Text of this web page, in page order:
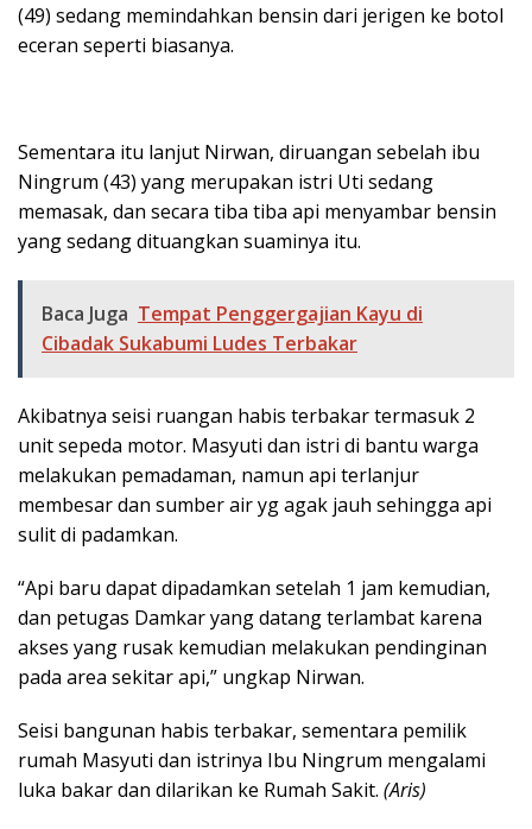
(49) sedang memindahkan bensin dari jerigen ke botol
eceran seperti biasanya.
Sementara itu lanjut Nirwan, diruangan sebelah ibu
Ningrum (43) yang merupakan istri Uti sedang
memasak, dan secara tiba tiba api menyambar bensin
yang sedang dituangkan suaminya itu.
Baca Juga Tempat Penggergajian Kayu di
Cibadak Sukabumi Ludes Terbakar
Akibatnya seisi ruangan habis terbakar termasuk 2
unit sepeda motor. Masyuti dan istri di bantu warga
melakukan pemadaman, namun api terlanjur
membesar dan sumber air yg agak jauh sehingga api
sulit di padamkan.
“Api baru dapat dipadamkan setelah 1 jam kemudian,
dan petugas Damkar yang datang terlambat karena
akses yang rusak kemudian melakukan pendinginan
pada area sekitar api,” ungkap Nirwan.
Seisi bangunan habis terbakar, sementara pemilik
rumah Masyuti dan istrinya Ibu Ningrum mengalami
luka bakar dan dilarikan ke Rumah Sakit. (Aris)